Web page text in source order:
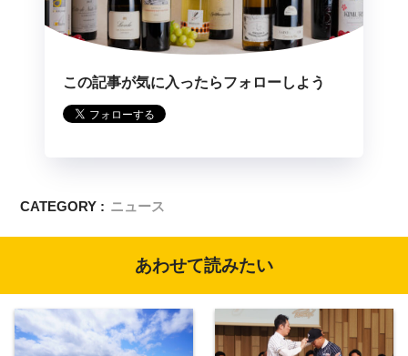
この記事が気に入ったらフォローしよう
CATEGORY : ニュース
あわせて読みたい